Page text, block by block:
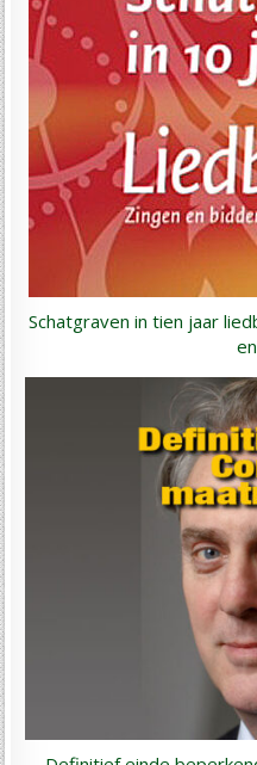
Schatgraven in tien jaar